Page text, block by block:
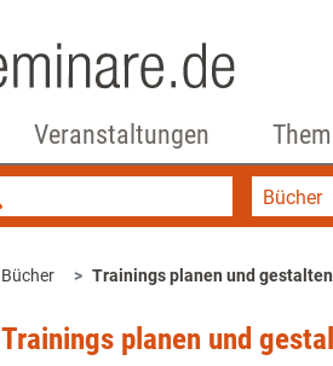
Veranstaltungen
Bücher
Bücher Trainings planen und gestalten
Trainings planen und